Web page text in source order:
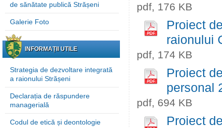
de sănătate publică Strășeni
Galerie Foto
INFORMAȚII UTILE
Strategia de dezvoltare integrată
a raionului Strășeni
Declarația de răspundere
managerială
Codul de etică și deontologie
pdf, 176 KB
Proiect
raionului
pdf, 174 KB
Proiect
personal
pdf, 694 KB
Proiect